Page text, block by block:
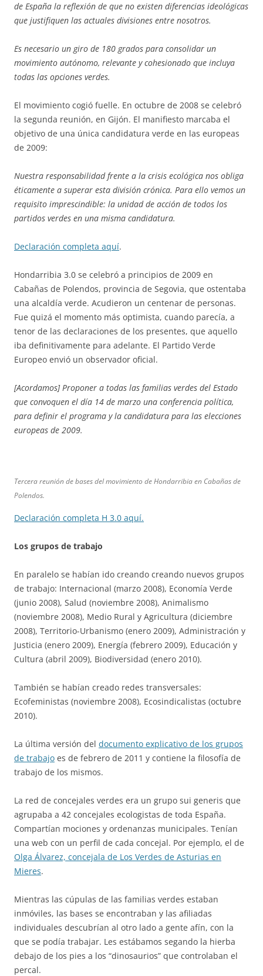
de España la reflexión de que no existen diferencias ideológicas
que justifiquen las actuales divisiones entre nosotros.
Es necesario un giro de 180 grados para consolidar un
movimiento autónomo, relevante y cohesionado que incluya
todas las opciones verdes.
El movimiento cogió fuelle. En octubre de 2008 se celebró
la segunda reunión, en Gijón. El manifiesto marcaba el
objetivo de una única candidatura verde en las europeas
de 2009:
Nuestra responsabilidad frente a la crisis ecológica nos obliga
éticamente a superar esta división crónica. Para ello vemos un
requisito imprescindible: la unidad de acción de todos los
partidos verdes en una misma candidatura.
Declaración completa aquí.
Hondarribia 3.0 se celebró a principios de 2009 en
Cabañas de Polendos, provincia de Segovia, que ostentaba
una alcaldía verde. Acudieron un centenar de personas.
Fue quizá el momento más optimista, cuando parecía, a
tenor de las declaraciones de los presentes, que aquello
iba definitivamente para adelante. El Partido Verde
Europeo envió un observador oficial.
[Acordamos] Proponer a todas las familias verdes del Estado
que convoquen el día 14 de marzo una conferencia política,
para definir el programa y la candidatura para las elecciones
europeas de 2009.
Tercera reunión de bases del movimiento de Hondarribia en Cabañas de
Polendos.
Declaración completa H 3.0 aquí.
Los grupos de trabajo
En paralelo se habían ido creando creando nuevos grupos
de trabajo: Internacional (marzo 2008), Economía Verde
(junio 2008), Salud (noviembre 2008), Animalismo
(noviembre 2008), Medio Rural y Agricultura (diciembre
2008), Territorio-Urbanismo (enero 2009), Administración y
Justicia (enero 2009), Energía (febrero 2009), Educación y
Cultura (abril 2009), Biodiversidad (enero 2010).
También se habían creado redes transversales:
Ecofeministas (noviembre 2008), Ecosindicalistas (octubre
2010).
La última versión del documento explicativo de los grupos
de trabajo es de febrero de 2011 y contiene la filosofía de
trabajo de los mismos.
La red de concejales verdes era un grupo sui generis que
agrupaba a 42 concejales ecologistas de toda España.
Compartían mociones y ordenanzas municipales. Tenían
una web con un perfil de cada concejal. Por ejemplo, el de
Olga Álvarez, concejala de Los Verdes de Asturias en
Mieres.
Mientras las cúpulas de las familias verdes estaban
inmóviles, las bases se encontraban y las afiliadas
individuales descubrían al otro lado a gente afín, con la
que se podía trabajar. Les estábamos segando la hierba
debajo de los pies a los “dinosaurios” que controlaban el
percal.